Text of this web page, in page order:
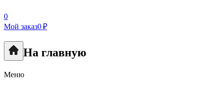
0
Мой заказ0 ₽
На главную
Меню